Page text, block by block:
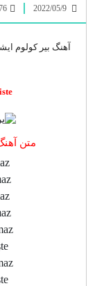
آهنگ بیر کولوم
متن